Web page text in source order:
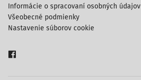
Informácie o spracovaní osobných údajov
Všeobecné podmienky
Nastavenie súborov cookie